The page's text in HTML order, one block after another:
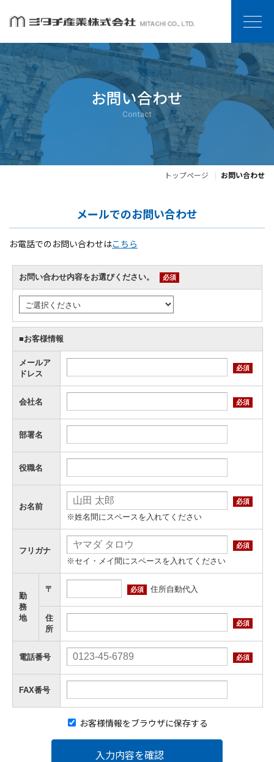
お問い合わせ
Contact
トップページ お問い合わせ
メールでのお問い合わせ
お電話でのお問い合わせはこちら
お問い合わせ内容をお選びください。 必須
■お客様情報
メールア
ドレス
必須
会社名 必須
部署名
役職名
お名前
必須
※姓名間にスペースを入れてください
フリガナ
必須
※セイ・メイ間にスペースを入れてください
勤
務
地
〒 必須 住所自動代入
住
所
必須
電話番号 必須
FAX番号
お客様情報をブラウザに保存する
入力内容を確認